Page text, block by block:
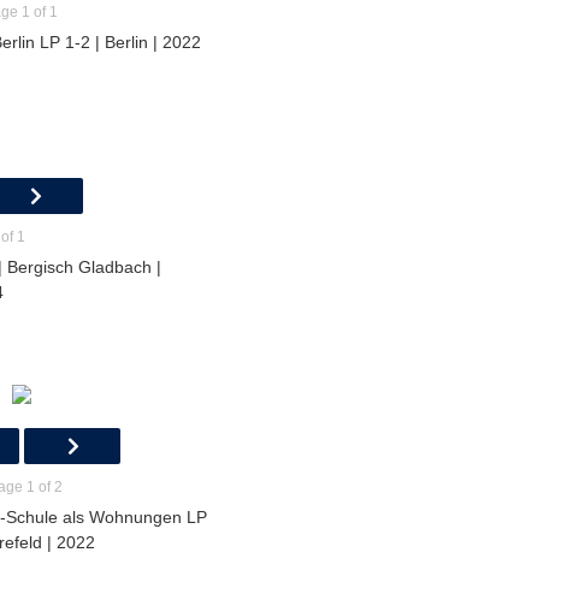
1 of 1
LP 1-2 | Berlin | 2022
1
Gladbach |
1 of 2
als Wohnungen LP
| 2022